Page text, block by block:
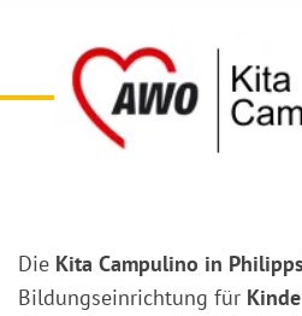
Die Kita Campulino in
Bildungseinrichtung für